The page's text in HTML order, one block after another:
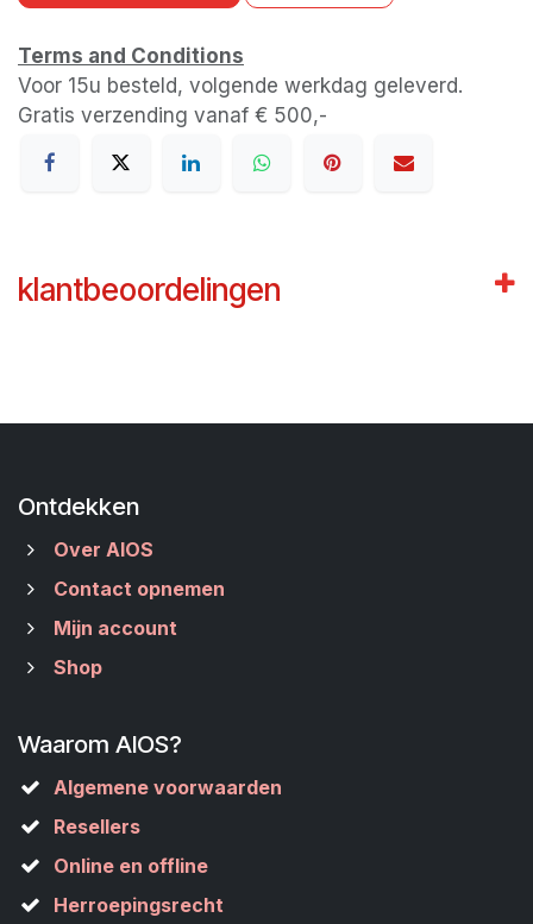
Terms and Conditions
Voor 15u besteld, volgende werkdag geleverd.
Gratis verzending vanaf € 500,-
klantbeoordelingen
Ontdekken
Over AIOS
Contact opnemen
Mijn account
Shop
Waarom AIOS?
Algemene voorwaarden
Resellers
Online en offline
Herroepingsrecht